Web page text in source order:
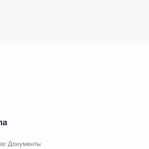
Документы